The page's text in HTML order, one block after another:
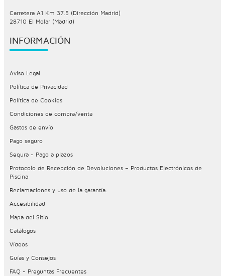
Carretera A1 Km 37.5 (Dirección Madrid)
28710 El Molar (Madrid)
INFORMACIÓN
Aviso Legal
Política de Privacidad
Política de Cookies
Condiciones de compra/venta
Gastos de envío
Pago seguro
Sequra - Pago a plazos
Protocolo de Recepción de Devoluciones – Productos Electrónicos de
Piscina
Reclamaciones y uso de la garantía.
Accesibilidad
Mapa del Sitio
Catálogos
Vídeos
Guías y Consejos
FAQ - Preguntas Frecuentes